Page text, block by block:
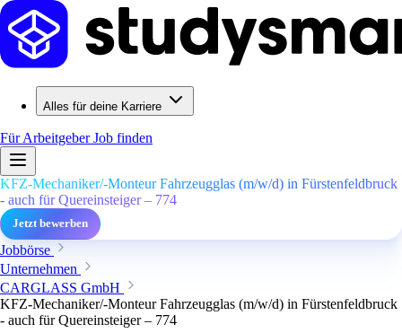
Alles für deine Karriere
Für ArbeitgeberJob finden
KFZ-Mechaniker/-Monteur Fahrzeugglas (m/w/d) in Fürstenfeldbruck
- auch für Quereinsteiger – 774
Jetzt bewerben
Jobbörse
Unternehmen
CARGLASS GmbH
KFZ-Mechaniker/-Monteur Fahrzeugglas (m/w/d) in Fürstenfeldbruck
- auch für Quereinsteiger – 774